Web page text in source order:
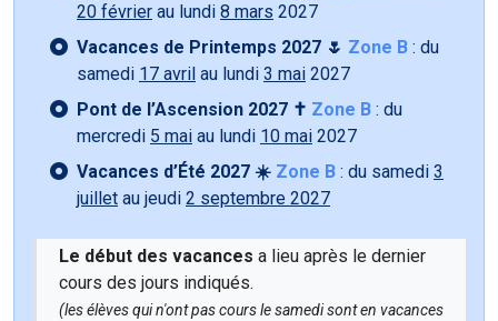
20 février au lundi 8 mars 2027
Vacances de Printemps 2027 🌷 Zone B : du
samedi 17 avril au lundi 3 mai 2027
Pont de l’Ascension 2027 ✝️ Zone B : du
mercredi 5 mai au lundi 10 mai 2027
Vacances d’Été 2027 ☀️ Zone B : du samedi 3
juillet au jeudi 2 septembre 2027
Le début des vacances a lieu après le dernier
cours des jours indiqués.
(les élèves qui n'ont pas cours le samedi sont en vacances